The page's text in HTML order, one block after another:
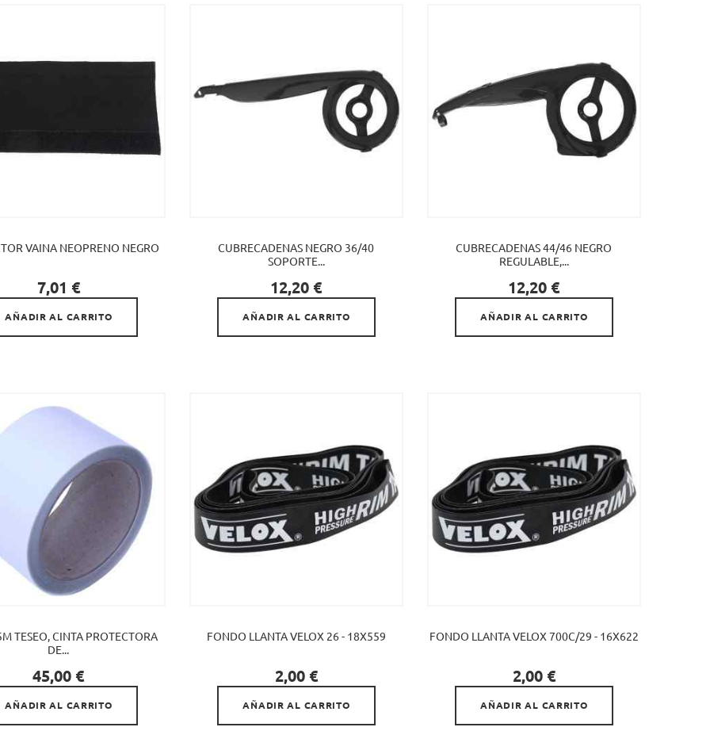
VAINA NEOPRENO NEGRO
Precio
7,01 €

AÑADIR AL CARRITO
CUBRECADENAS NEGRO 36/40
SOPORTE...
Precio
12,20 €

AÑADIR AL CARRITO
CUBRECADENAS 44/46 NEGRO
REGULABLE,...
Precio
12,20 €

AÑADIR AL CARRITO
TESEO, CINTA PROTECTORA
DE...
Precio
45,00 €

AÑADIR AL CARRITO
FONDO LLANTA VELOX 26 - 18X559
Precio
2,00 €

AÑADIR AL CARRITO
FONDO LLANTA VELOX 700C/29 - 16X622
Precio
2,00 €

AÑADIR AL CARRITO